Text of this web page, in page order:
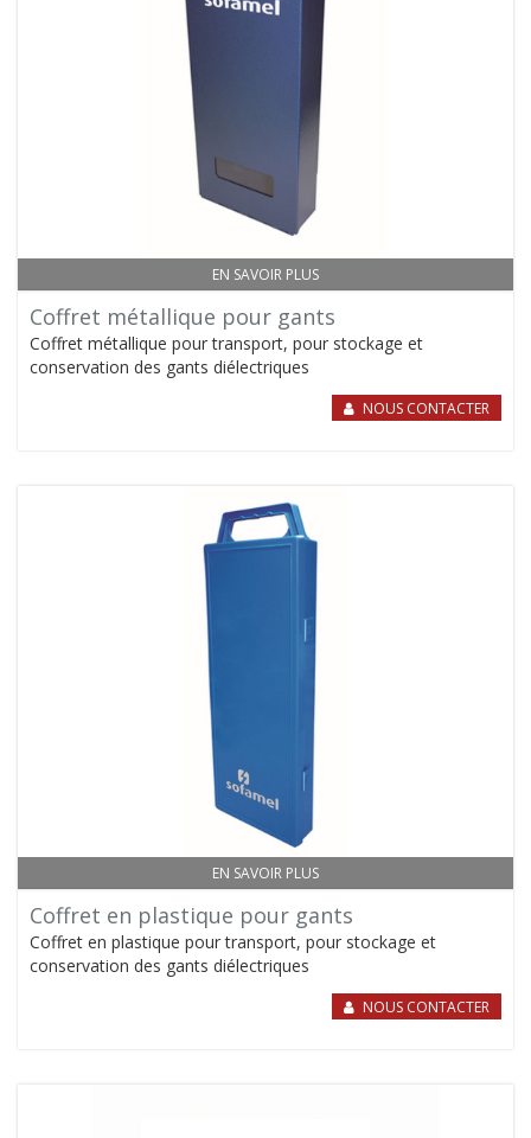
EN SAVOIR PLUS
Coffret métallique pour gants
Coffret métallique pour transport, pour stockage et
conservation des gants diélectriques
NOUS CONTACTER
EN SAVOIR PLUS
Coffret en plastique pour gants
Coffret en plastique pour transport, pour stockage et
conservation des gants diélectriques
NOUS CONTACTER